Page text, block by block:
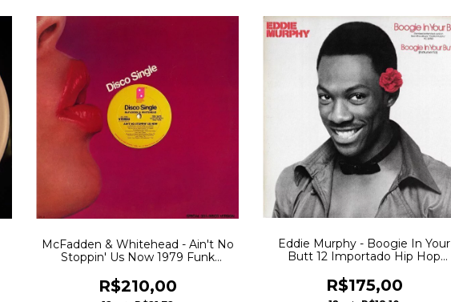
McFadden & Whitehead - Ain't No
Stoppin' Us Now 1979 Funk
R$210,00
Eddie Murphy - Boogie In Your
Butt 12 Importado Hip Hop
R$175,00